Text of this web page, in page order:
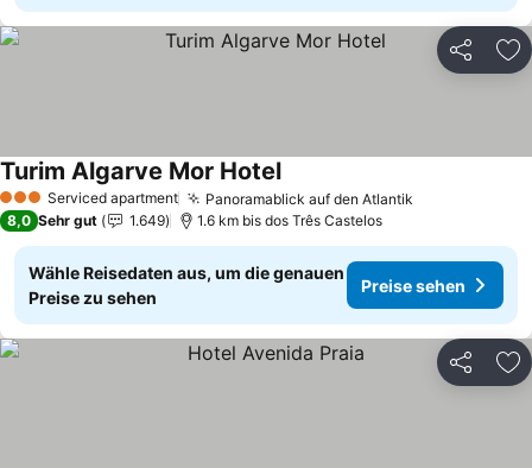
Teilen
3 SterneServiced apartment Panoramablick auf den Atlantik
Turim Algarve Mor HotelPreise sehen
8,0 Sehr gut 1.649 1.6 km bis dos Três Castelos
Wähle Reisedaten aus, um die genauen
Preise zu sehen
Preise sehen
Teilen